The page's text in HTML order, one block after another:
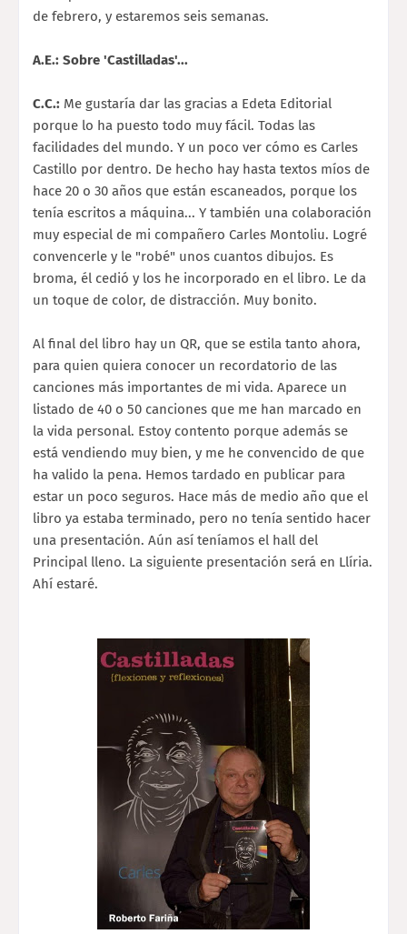
de febrero, y estaremos seis semanas.
A.E.: Sobre 'Castilladas'...
C.C.: Me gustaría dar las gracias a Edeta Editorial
porque lo ha puesto todo muy fácil. Todas las
facilidades del mundo. Y un poco ver cómo es Carles
Castillo por dentro. De hecho hay hasta textos míos de
hace 20 o 30 años que están escaneados, porque los
tenía escritos a máquina... Y también una colaboración
muy especial de mi compañero Carles Montoliu. Logré
convencerle y le "robé" unos cuantos dibujos. Es
broma, él cedió y los he incorporado en el libro. Le da
un toque de color, de distracción. Muy bonito.
Al final del libro hay un QR, que se estila tanto ahora,
para quien quiera conocer un recordatorio de las
canciones más importantes de mi vida. Aparece un
listado de 40 o 50 canciones que me han marcado en
la vida personal. Estoy contento porque además se
está vendiendo muy bien, y me he convencido de que
ha valido la pena. Hemos tardado en publicar para
estar un poco seguros. Hace más de medio año que el
libro ya estaba terminado, pero no tenía sentido hacer
una presentación. Aún así teníamos el hall del
Principal lleno. La siguiente presentación será en Llíria.
Ahí estaré.